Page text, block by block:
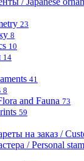
23
8
10
14
41
8
and Fauna 73
59
на заказ /
/ Personal